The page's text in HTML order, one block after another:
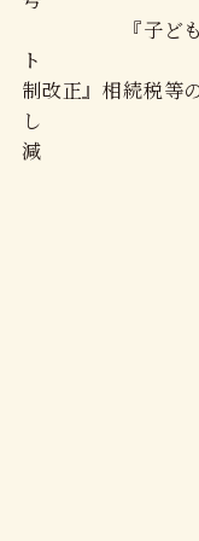
『子ども・子
ト 『
制改正』相続税等
し 日本総